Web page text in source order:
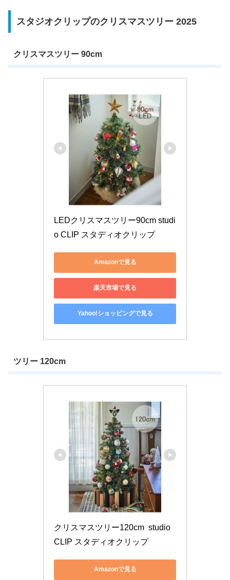
スタジオクリップのクリスマスツリー 2025
クリスマスツリー 90cm
LEDクリスマスツリー90cm studi
o CLIP スタディオクリップ
Amazonで見る
楽天市場で見る
Yahoo!ショッピングで見る
ツリー 120cm
クリスマスツリー120cm  studio
CLIP スタディオクリップ
Amazonで見る